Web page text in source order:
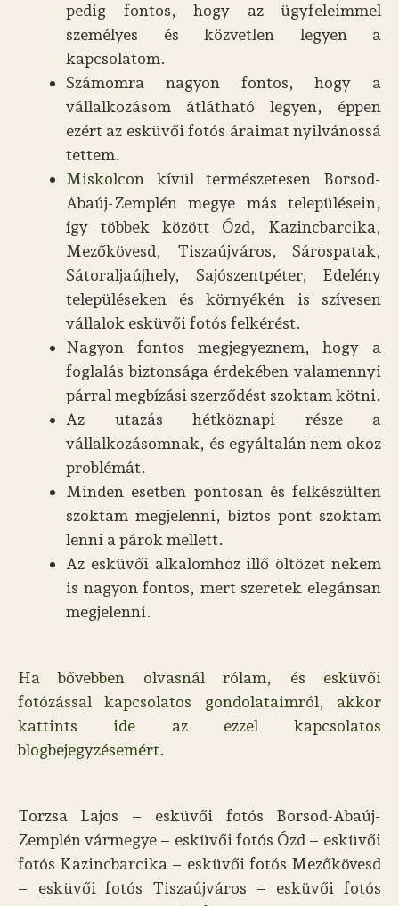
pedig fontos, hogy az ügyfeleimmel
személyes és közvetlen legyen a
kapcsolatom.
Számomra nagyon fontos, hogy a
vállalkozásom átlátható legyen, éppen
ezért az esküvői fotós áraimat nyilvánossá
tettem.
Miskolcon kívül természetesen Borsod-
Abaúj-Zemplén megye más településein,
így többek között Ózd, Kazincbarcika,
Mezőkövesd, Tiszaújváros, Sárospatak,
Sátoraljaújhely, Sajószentpéter, Edelény
településeken és környékén is szívesen
vállalok esküvői fotós felkérést.
Nagyon fontos megjegyeznem, hogy a
foglalás biztonsága érdekében valamennyi
párral megbízási szerződést szoktam kötni.
Az utazás hétköznapi része a
vállalkozásomnak, és egyáltalán nem okoz
problémát.
Minden esetben pontosan és felkészülten
szoktam megjelenni, biztos pont szoktam
lenni a párok mellett.
Az esküvői alkalomhoz illő öltözet nekem
is nagyon fontos, mert szeretek elegánsan
megjelenni.
Ha bővebben olvasnál rólam, és esküvői
fotózással kapcsolatos gondolataimról, akkor
kattints ide az ezzel kapcsolatos
blogbejegyzésemért.
Torzsa Lajos – esküvői fotós Borsod-Abaúj-
Zemplén vármegye – esküvői fotós Ózd – esküvői
fotós Kazincbarcika – esküvői fotós Mezőkövesd
– esküvői fotós Tiszaújváros – esküvői fotós